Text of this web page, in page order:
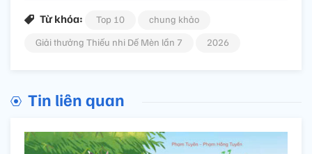
Từ khóa: Top 10
chung khảo
Giải thưởng Thiếu nhi Dế Mèn lần 7
2026
Tin liên quan